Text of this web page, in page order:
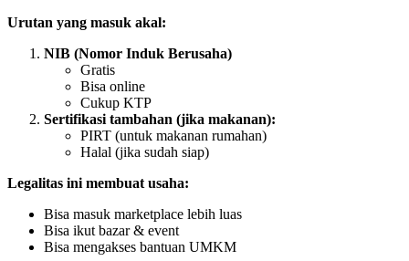
Urutan yang masuk akal:
NIB (Nomor Induk Berusaha)
Gratis
Bisa online
Cukup KTP
Sertifikasi tambahan (jika makanan):
PIRT (untuk makanan rumahan)
Halal (jika sudah siap)
Legalitas ini membuat usaha:
Bisa masuk marketplace lebih luas
Bisa ikut bazar & event
Bisa mengakses bantuan UMKM